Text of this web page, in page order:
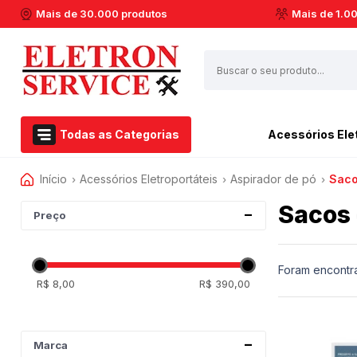
Mais de 30.000 produtos Mais de
Todas as Categorias
Acessórios Eletroportáteis
Eletroportáteis
Dremel
Casa e Jardim
Marcas
Acessórios
Airfryer Philips Walita
Barbeador
Batedeiras
Cafeteiras
Centrifuga de Suco
Esmerilhadeira
Marteletes
Martelos
Soprador Térmico
Início › Acessórios Eletroportáteis › Aspirador de pó ›
Preço
R$ 8,00 R$ 390,00
Marca
Foram